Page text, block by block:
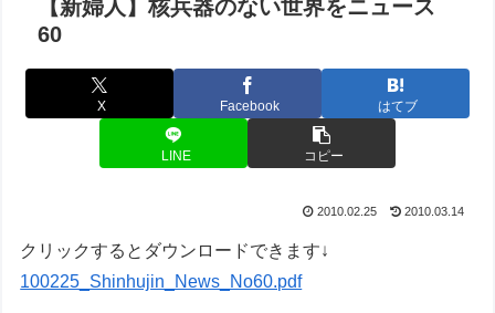
【新婦人】核兵器のない世界をニュース
60
X Facebook はてブ
LINE コピー
2010.02.25 2010.03.14
クリックするとダウンロードできます↓
100225_Shinhujin_News_No60.pdf